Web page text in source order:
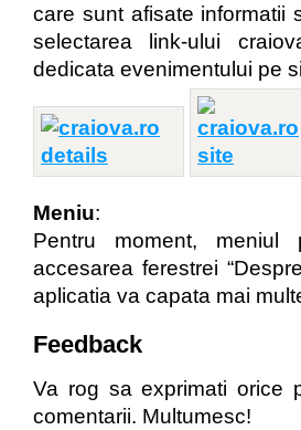
care sunt afisate informatii
selectarea link-ului
dedicata evenimentului pe
Meniu:
Pentru moment, meniul
accesarea ferestrei
aplicatia va capata mai
Feedback
Va rog sa exprimati orice
comentarii. Multumesc!